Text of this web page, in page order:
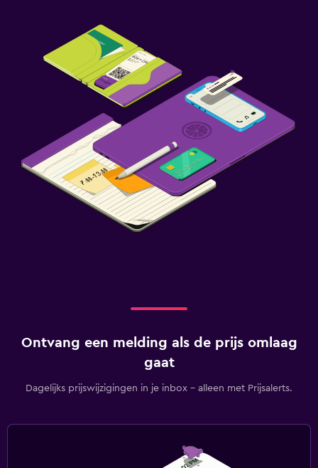
Ontvang een melding als de prijs omlaag
gaat
Dagelijks prijswijzigingen in je inbox - alleen met Prijsalerts.